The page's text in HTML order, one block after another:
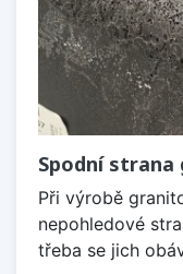
Spodní
Při výrobě
nepohledové
třeba se jich